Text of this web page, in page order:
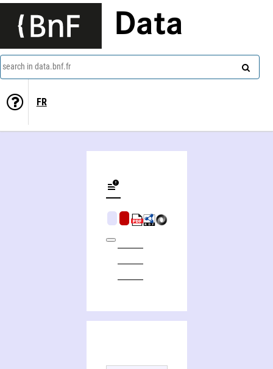
Data
search in data.bnf.fr
FR